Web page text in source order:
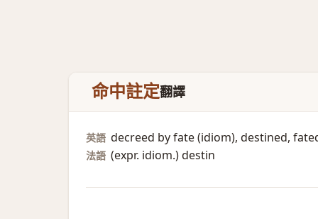
命中註定翻譯
英語 decreed by fate (idiom)​, destined,
法語 (expr. idiom.)​ destin